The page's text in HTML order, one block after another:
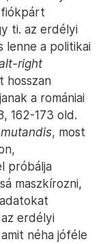
fiókpárt
ti. az erdélyi
lenne a politikai
right
hosszan
a romániai
162-173 old.
, most
próbálja
maszkírozni,
erdélyi
néha jóféle